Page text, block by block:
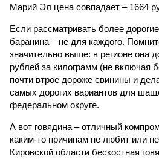
Марий Эл цена совпадает – 1664
Если рассматривать более
баранина – не для каждого.
значительно выше: в регионе она
рублей за килограмм (не включая
почти втрое дороже свинины и
самых дорогих вариантов для
федеральном округе.
А вот говядина – отличный
каким-то причинам не любит или
Кировской области бескостная